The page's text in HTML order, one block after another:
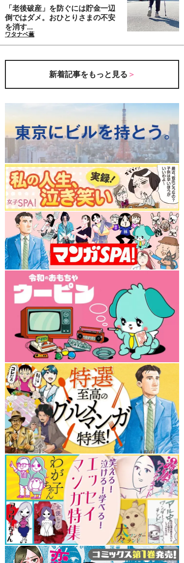
「老後破産」を防ぐには貯金一辺
倒ではダメ。おひとりさまの不安
を消す...
ワタナベ薫
新着記事をもっと見る